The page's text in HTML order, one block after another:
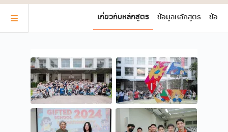
เกี่ยวกับหลักสูตร ข้อมูลหลักสูตร ข้อมูล
ข้อมูลหลักสูตร
ข้อมูลหลักสูตรอัพเดทปีการศึกษา 2568 เท่านั้น
1. Animation Basic (ม.4- ม.6)
สมัครโครงการเสริมทักษะ
คุณสมบัติ
สำหรับหลักสูตรสามัญ (หลักสูตรแกนกลาง)